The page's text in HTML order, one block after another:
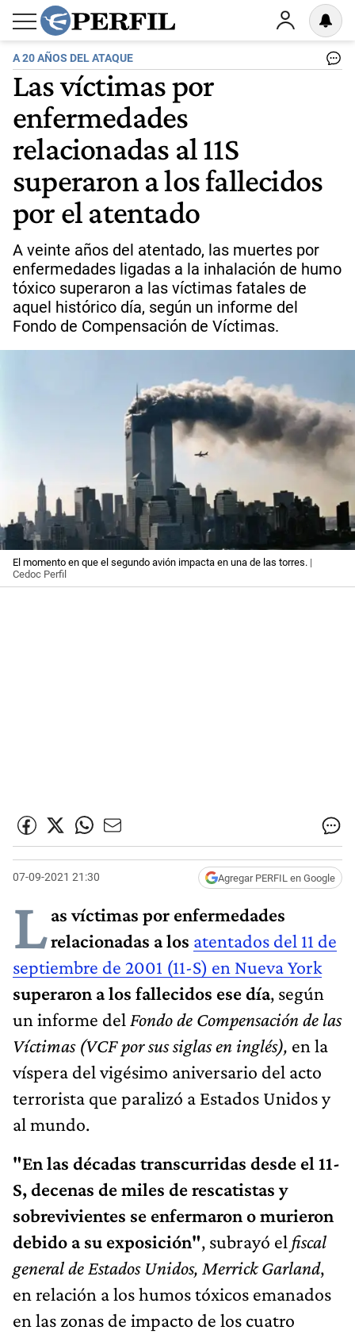
A 20 AÑOS DEL ATAQUE
Las víctimas por
enfermedades
relacionadas al 11S
superaron a los fallecidos
por el atentado
A veinte años del atentado, las muertes por
enfermedades ligadas a la inhalación de humo
tóxico superaron a las víctimas fatales de
aquel histórico día, según un informe del
Fondo de Compensación de Víctimas.
El momento en que el segundo avión impacta en una de las torres. |
Cedoc Perfil
07-09-2021 21:30 Agregar PERFIL en Google
Las víctimas por enfermedades
relacionadas a los atentados del 11 de
septiembre de 2001 (11-S) en Nueva York
superaron a los fallecidos ese día, según
un informe del Fondo de Compensación de las
Víctimas (VCF por sus siglas en inglés), en la
víspera del vigésimo aniversario del acto
terrorista que paralizó a Estados Unidos y
al mundo.
"En las décadas transcurridas desde el 11-
S, decenas de miles de rescatistas y
sobrevivientes se enfermaron o murieron
debido a su exposición", subrayó el fiscal
general de Estados Unidos, Merrick Garland,
en relación a los humos tóxicos emanados
en las zonas de impacto de los cuatro